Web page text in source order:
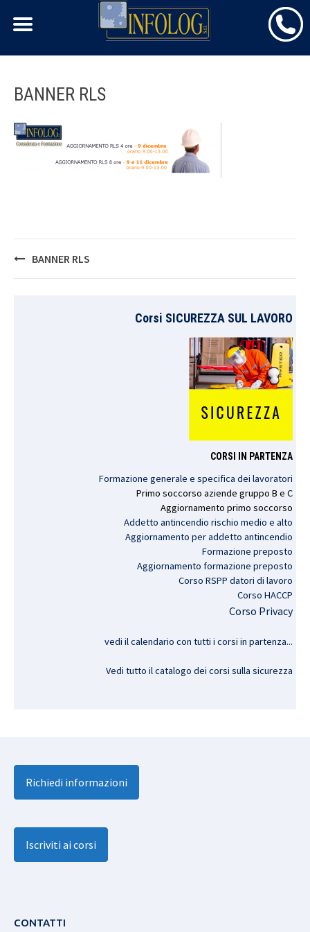
Skip
content
BANNER RLS
Post
navigation
BANNER RLS
Corsi SICUREZZA SUL LAVORO
CORSI IN PARTENZA
Formazione generale e specifica dei lavoratori
Primo soccorso aziende gruppo B e C
Aggiornamento primo soccorso
Addetto antincendio rischio medio e alto
Aggiornamento per addetto antincendio
Formazione preposto
Aggiornamento formazione preposto
Corso RSPP datori di lavoro
Corso HACCP
Corso Privacy
vedi il calendario con tutti i corsi in partenza...
Vedi tutto il catalogo dei corsi sulla sicurezza
Richiedi informazioni
Iscriviti ai corsi
CONTATTI